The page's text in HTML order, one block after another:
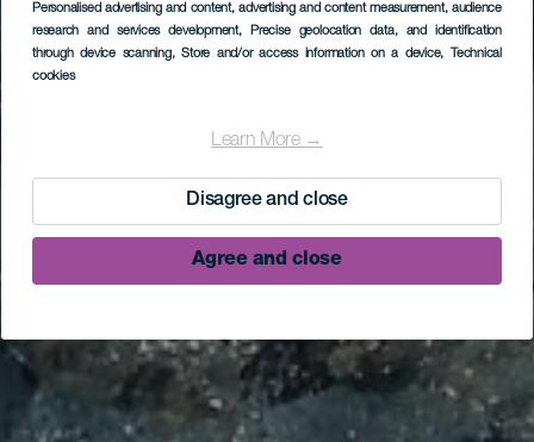
Personalised advertising and content, advertising and content measurement, audience
research and services development, Precise geolocation data, and identification
through device scanning, Store and/or access information on a device, Technical
cookies
Learn More →
Disagree and close
Agree and close